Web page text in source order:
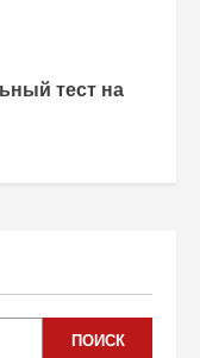
тест на
ПОИСК